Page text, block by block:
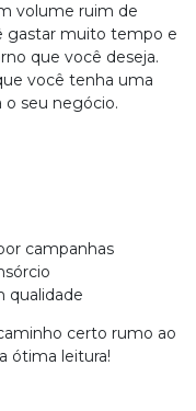
volume ruim de
gastar muito tempo e
que você deseja.
você tenha uma
o seu negócio.
campanhas
qualidade
certo rumo ao
ótima leitura!